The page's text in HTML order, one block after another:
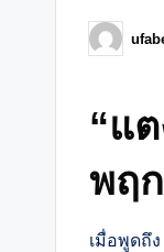
Posted
by
“แ
พฤ
เมื่อพูดถึง